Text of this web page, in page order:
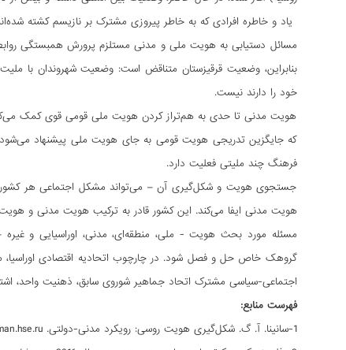
یاد و خاطره افرادی که به خاطر پیروزی مشترک بر نازیسم کشته
مسائل دستیابی به هویت ملی و مدنی مستلزم پرورش همبستگی
بنابراین، وضعیت قرقیزستان متناقض است: وضعیت شهروندان با
خود را دارند نیست.
هویت مدنی تا حدی به هم‌تراز کردن هویت ملی قومی قوی کمک
که جایگزین تدریجی هویت قومی به جای هویت ملی پیشنهاد
فرهنگ چند ملیتی فعلیت دارد.
جستجوی هویت و شکل‌گیری آن – می‌تواند مشکل اجتماعی هر
هویت مدنی ایفا می‌کند. این کشور قادر به ترکیب هویت مدنی و
مسئله مورد بحث هویت - ملی، منطقه‌ای، مدنی، اوراسیایی و
گروهک خاص حل و فصل شود. در چارچوب اتحادیه اقتصادی اوراسیا،
اجتماعی-سیاسی مشترک اتحاد جماهیر شوروی سابق، ذهنیت واحد،
فهرست منابع:
1-سانینا. آ. گ. شکل‌گیری هویت روسی: رویکرد مدنی-دولتی. www/ ecsocman.hse.ru